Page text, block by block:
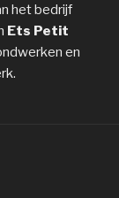
het bedrijf
Ets Petit
en